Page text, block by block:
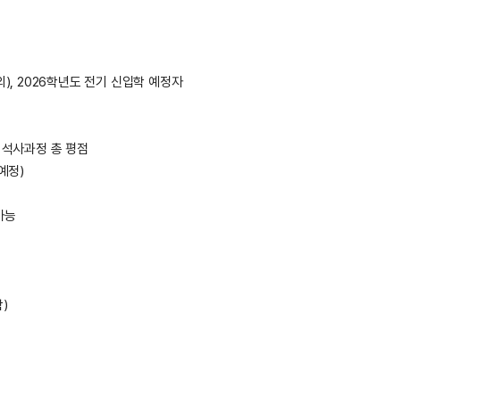
2026학년도 전기 신입학 예정자
사과정 총 평점
정)
능
)